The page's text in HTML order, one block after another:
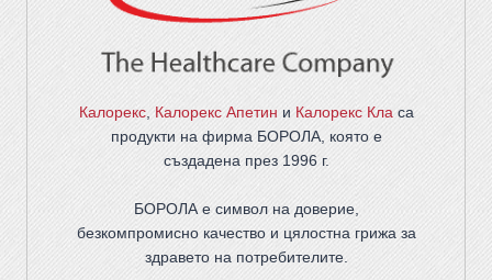
Калорекс,Калорекс Апетин и Калорекс Класа
продукти на фирма БОРОЛА, която е
създадена през 1996 г.
БОРОЛА е символ на доверие,
безкомпромисно качество и цялостна грижа за
здравето на потребителите.